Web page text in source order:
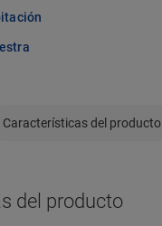
Características del producto
del producto